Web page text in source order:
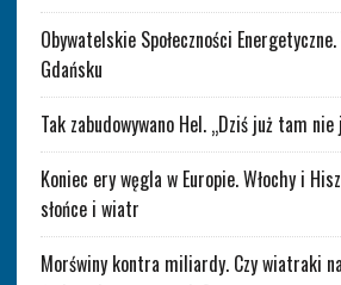
Obywatelskie Społeczności
Gdańsku
Tak zabudowywano Hel. „Dziś już tam nie
Koniec ery węgla w Europie. Włochy i
słońce i wiatr
Morświny kontra miliardy. Czy wiatraki